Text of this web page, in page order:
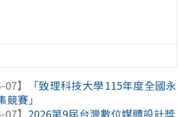
】
「致理科技大學115年度全國永
賽」
】 2026第9屆台灣數位媒體設計獎